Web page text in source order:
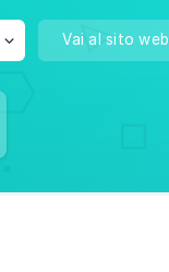
Vai al sito web